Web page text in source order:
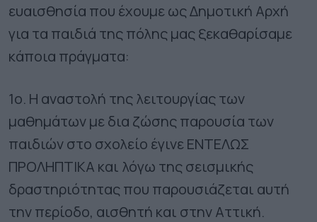
ευαισθησία που έχουμε ως Δημοτική Αρχή
για τα παιδιά της πόλης μας ξεκαθαρίσαμε
κάποια πράγματα:
1ο. Η αναστολή της λειτουργίας των
μαθημάτων με δια ζώσης παρουσία των
παιδιών στο σχολείο έγινε ΕΝΤΕΛΩΣ
ΠΡΟΛΗΠΤΙΚΑ και λόγω της σεισμικής
δραστηριότητας που παρουσιάζεται αυτή
την περίοδο, αισθητή και στην Αττική.